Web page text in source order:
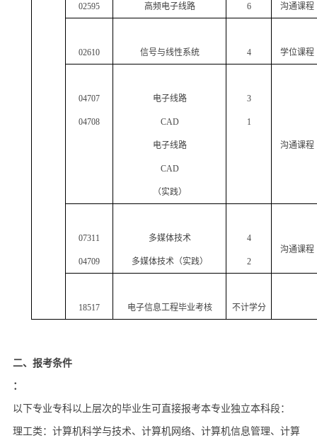
02595 高频电子线路 6 沟通课程
02610 信号与线性系统 4 学位课程
04707
04708
电子线路
CAD
电子线路
CAD
（实践）
3
1
沟通课程
07311
04709
多媒体技术
多媒体技术（实践）
4
2
沟通课程
18517 电子信息工程毕业考核 不计学分
二、报考条件
：
以下专业专科以上层次的毕业生可直接报考本专业独立本科段：
理工类：计算机科学与技术、计算机网络、计算机信息管理、计算